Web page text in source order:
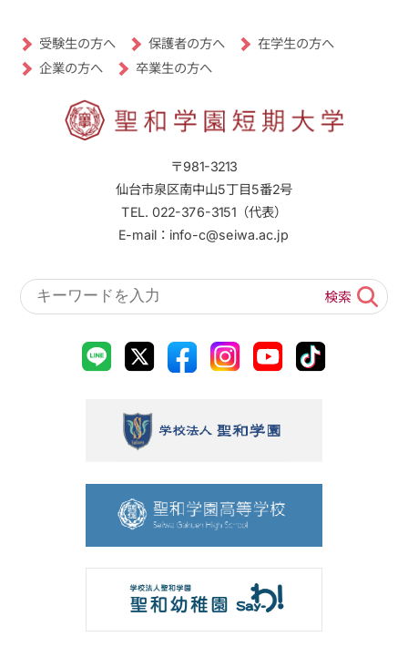
〒981-3213
仙台市泉区南中山5丁目5番2号
TEL. 022-376-3151（代表）
E-mail：info-c@seiwa.ac.jp
受験生の方へ 保護者の方へ 在学生の方へ
企業の方へ 卒業生の方へ